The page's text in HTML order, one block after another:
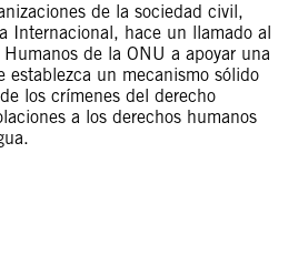
de la sociedad civil,
Internacional, hace un llamado al
de la ONU a apoyar una
establezca un mecanismo sólido
los crímenes del derecho
a los derechos humanos